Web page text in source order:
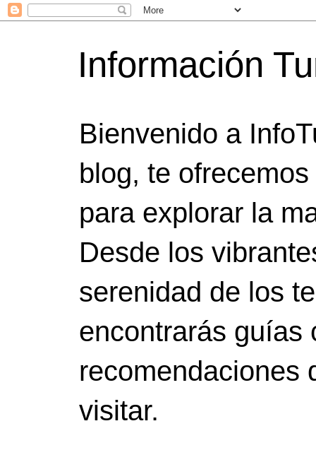
Información
Bienvenido a
blog, te
para explorar la
Desde los
serenidad de los
encontrarás guías
recomendaciones
visitar.